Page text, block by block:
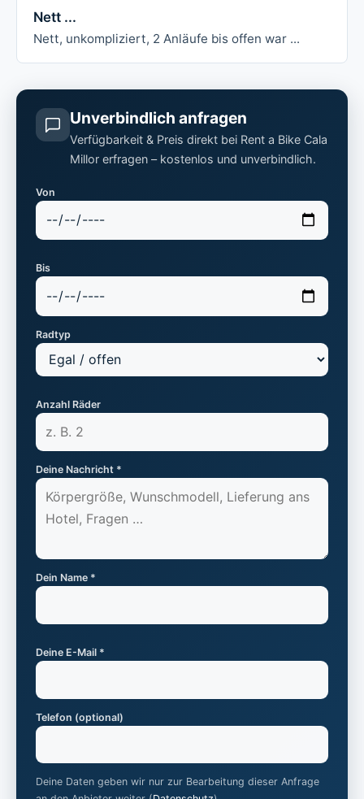
Nett ...
Nett, unkompliziert, 2 Anläufe bis offen war ...
Unverbindlich anfragen
Verfügbarkeit & Preis direkt bei Rent a Bike Cala
Millor erfragen – kostenlos und unverbindlich.
Von
Bis
Radtyp
Anzahl Räder
Deine Nachricht *
Dein Name *
Deine E-Mail *
Telefon (optional)
Deine Daten geben wir nur zur Bearbeitung dieser Anfrage